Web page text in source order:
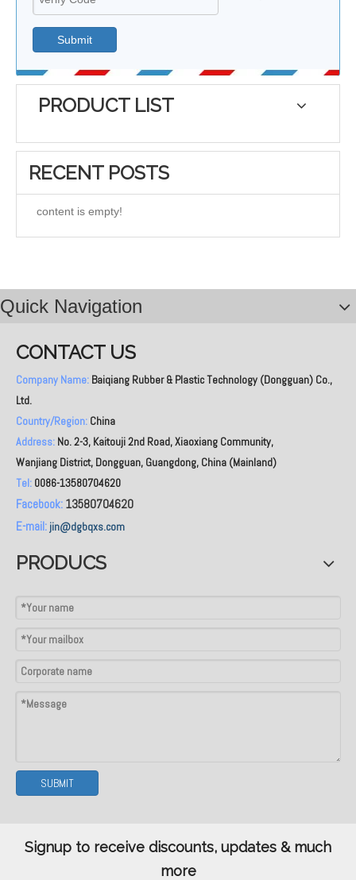
Submit
PRODUCT LIST
RECENT POSTS
content is empty!
Quick Navigation
CONTACT US
Company Name: Baiqiang Rubber & Plastic Technology (Dongguan) Co.,
Ltd.
Country/Region: China
Address: No. 2-3, Kaitouji 2nd Road, Xiaoxiang Community,
Wanjiang District, Dongguan, Guangdong, China (Mainland)
Tel: 0086-13580704620
Facebook: 13580704620
E-mail: jin@dgbqxs.com
PRODUCS
SUBMIT
Signup to receive discounts, updates & much
more